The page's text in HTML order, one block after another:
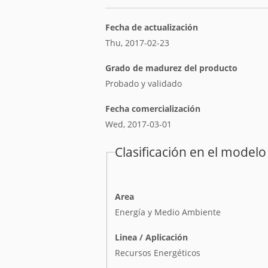
Fecha de actualización
Thu, 2017-02-23
Grado de madurez del producto
Probado y validado
Fecha comercialización
Wed, 2017-03-01
Clasificación en el modelo
Area
Energía y Medio Ambiente
Linea / Aplicación
Recursos Energéticos